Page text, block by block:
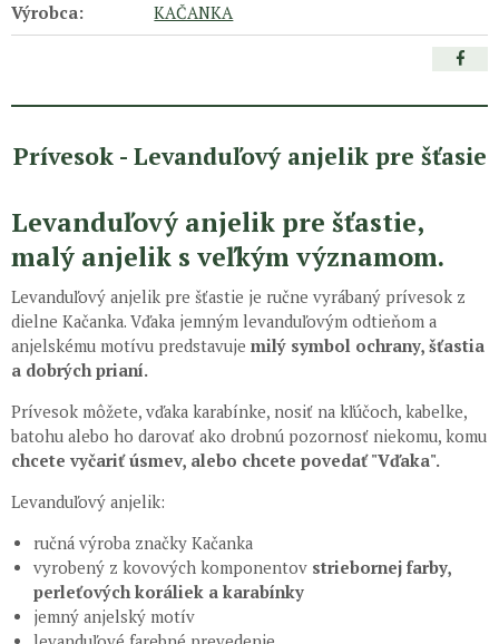
Výrobca: KAČANKA
Prívesok - Levanduľový anjelik pre šťasie
Levanduľový anjelik pre šťastie,
malý anjelik s veľkým významom.
Levanduľový anjelik pre šťastie je ručne vyrábaný prívesok z
dielne Kačanka. Vďaka jemným levanduľovým odtieňom a
anjelskému motívu predstavuje milý symbol ochrany, šťastia
a dobrých prianí.
Prívesok môžete, vďaka karabínke, nosiť na kľúčoch, kabelke,
batohu alebo ho darovať ako drobnú pozornosť niekomu, komu
chcete vyčariť úsmev, alebo chcete povedať "Vďaka".
Levanduľový anjelik:
ručná výroba značky Kačanka
vyrobený z kovových komponentov striebornej farby,
perleťových koráliek a karabínky
jemný anjelský motív